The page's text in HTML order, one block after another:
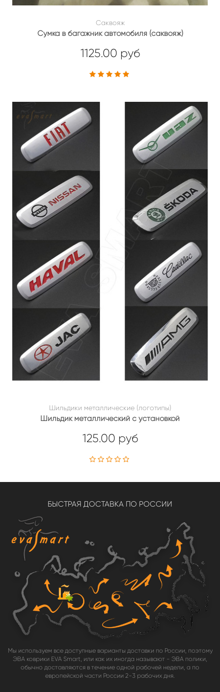
Саквояж
Сумка в багажник автомобиля (саквояж)
1125.00 руб
Шильдики металлические (логотипы)
Шильдик металлический с установкой
125.00 руб
БЫСТРАЯ ДОСТАВКА ПО РОССИИ
Мы используем все доступные варианты доставки по России, поэтому
ЭВА коврики EVA Smart, или как их иногда называют - ЭВА полики,
обычно доставляются в течение одной рабочей недели, а по
европейской части России 2-3 рабочих дня.